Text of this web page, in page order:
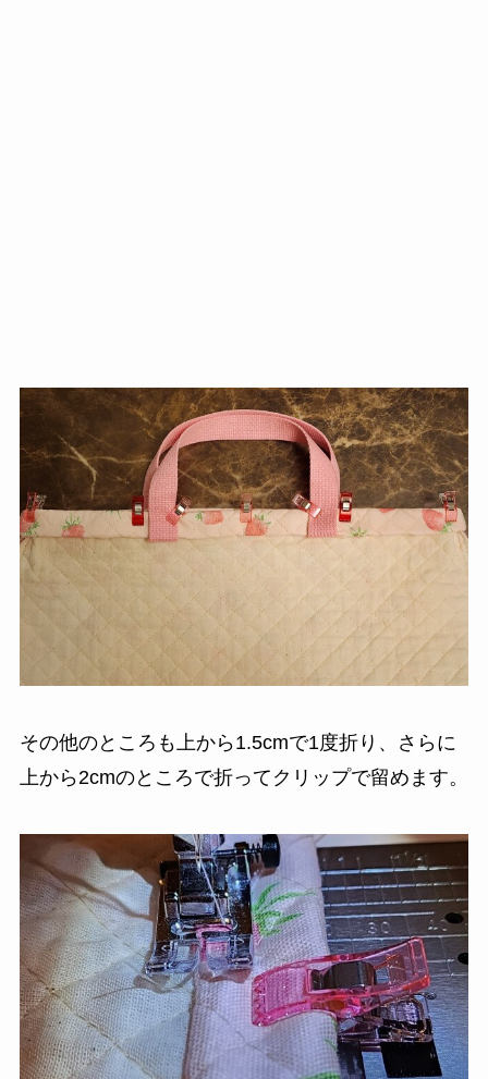
その他のところも上から1.5cmで1度折り、さらに
上から2cmのところで折ってクリップで留めます。